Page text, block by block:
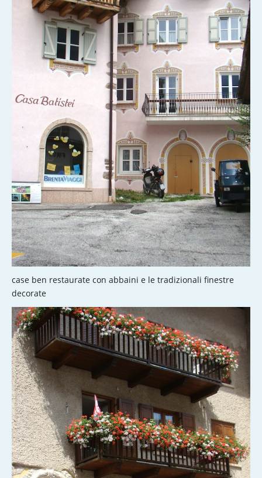
case ben restaurate con abbaini e le tradizionali finestre
decorate